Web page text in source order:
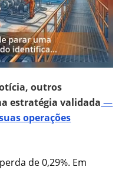
outros
estratégia validada —
operações
de 0,29%. Em